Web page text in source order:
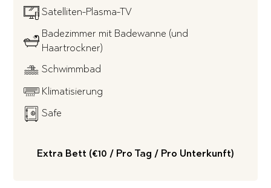
Satelliten-Plasma-TV
Badezimmer mit Badewanne (und
Haartrockner)
Schwimmbad
Klimatisierung
Safe
Extra Bett (€10 / Pro Tag / Pro Unterkunft)